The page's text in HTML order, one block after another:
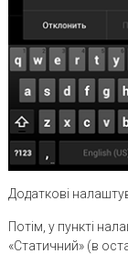
Додаткові
Потім, у пункті
«Статичний» (в